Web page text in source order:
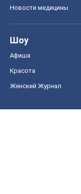
Новости медицины
Шоу
Афиша
Красота
Женский Журнал